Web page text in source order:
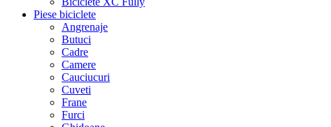
Piese biciclete
Angrenaje
Butuci
Cadre
Camere
Cauciucuri
Cuveti
Frane
Furci